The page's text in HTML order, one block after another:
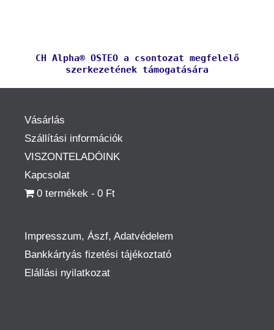
CH Alpha® OSTEO a csontozat megfelelő
szerkezetének támogatására
Vásárlás
Szállítási információk
VISZONTELADÓINK
Kapcsolat
0 termékek
0 Ft
Impresszum, Ászf, Adatvédelem
Bankkártyás fizetési tájékoztató
Elállási nyilatkozat